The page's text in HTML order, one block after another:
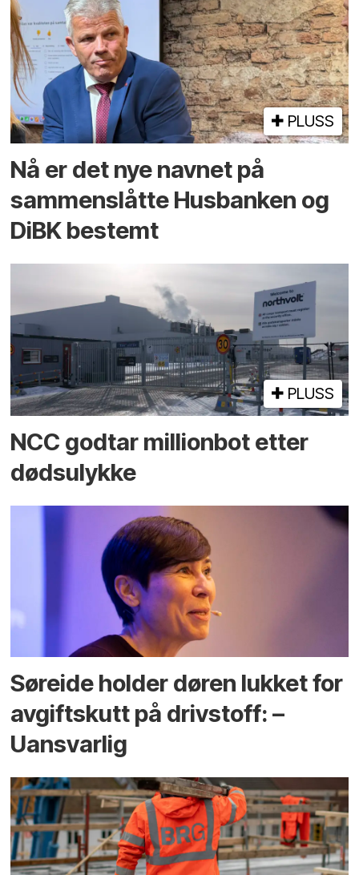
PLUSS
Nå er det nye navnet på
sammenslåtte Husbanken og
DiBK bestemt
PLUSS
NCC godtar millionbot etter
dødsulykke
Søreide holder døren lukket for
avgiftskutt på drivstoff: –
Uansvarlig